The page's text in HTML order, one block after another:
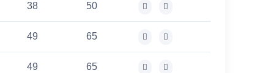
38 50
49 65
49 65